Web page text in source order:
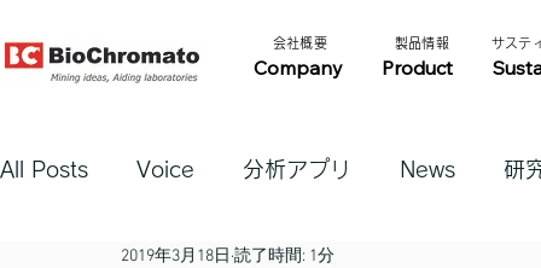
Company Product
​製品情報​​
​会社概要​​ サステ
All Posts Voice 分析アプリ News 研
2019年3月18日 読了時間: 1分